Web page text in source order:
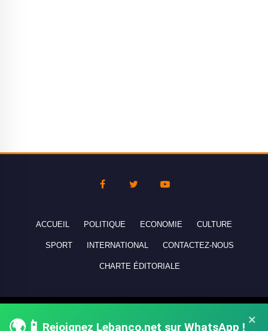
×
Rejoignez Lebanco.net sur WhatsApp !
ACCUEIL POLITIQUE ECONOMIE CULTURE
SPORT INTERNATIONAL CONTACTEZ-NOUS
CHARTE ÉDITORIALE
réservés - All rights reserved.